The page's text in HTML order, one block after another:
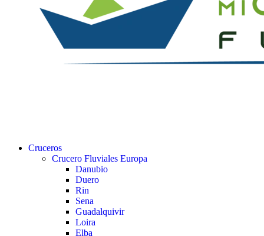
buscar
Menu
Cruceros
Crucero Fluviales Europa
Danubio
Duero
Rin
Sena
Guadalquivir
Loira
Elba